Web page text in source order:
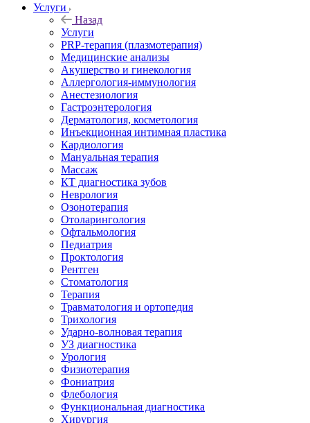
Услуги
Назад
Услуги
PRP-терапия (плазмотерапия)
Медицинские анализы
Акушерство и гинекология
Аллергология-иммунология
Анестезиология
Гастроэнтерология
Дерматология, косметология
Инъекционная интимная пластика
Кардиология
Мануальная терапия
Массаж
КТ диагностика зубов
Неврология
Озонотерапия
Отоларингология
Офтальмология
Педиатрия
Проктология
Рентген
Стоматология
Терапия
Травматология и ортопедия
Трихология
Ударно-волновая терапия
УЗ диагностика
Урология
Физиотерапия
Фониатрия
Флебология
Функциональная диагностика
Хирургия